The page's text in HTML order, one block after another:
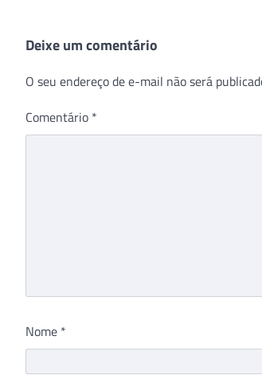
Deixe um comentário
O seu endereço de e-mail não será
Comentário *
Nome *